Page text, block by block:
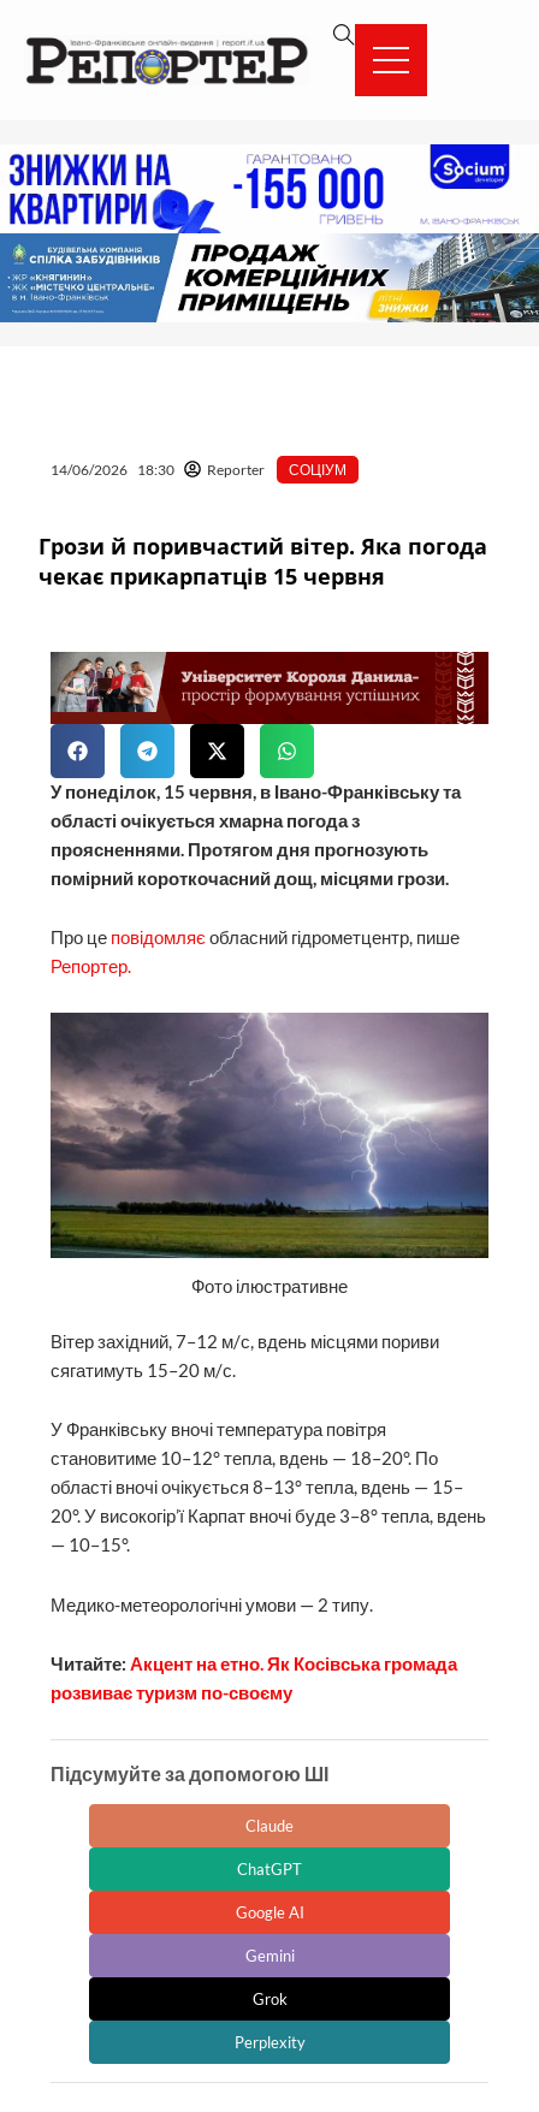
вмісту
14/06/2026 18:30 Reporter СОЦІУМ
Грози й поривчастий вітер. Яка погода
чекає прикарпатців 15 червня
У понеділок, 15 червня, в Івано-Франківську та
області очікується хмарна погода з
проясненнями. Протягом дня прогнозують
помірний короткочасний дощ, місцями грози.
Про це повідомляє обласний гідрометцентр, пише
Репортер.
Фото ілюстративне
Вітер західний, 7–12 м/с, вдень місцями пориви
сягатимуть 15–20 м/с.
У Франківську вночі температура повітря
становитиме 10–12° тепла, вдень — 18–20°. По
області вночі очікується 8–13° тепла, вдень — 15–
20°. У високогір’ї Карпат вночі буде 3–8° тепла, вдень
— 10–15°.
Медико-метеорологічні умови — 2 типу.
Читайте:Акцент на етно. Як Косівська громада
розвиває туризм по-своєму
Підсумуйте за допомогою ШІ
Claude
ChatGPT
Google AI
Gemini
Grok
Perplexity